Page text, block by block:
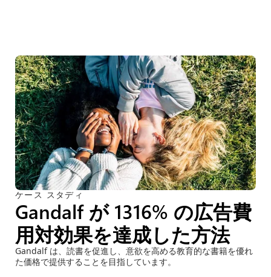
ケース スタディ
Gandalf が 1316% の広告費
用対効果を達成した方法
Gandalf は、読書を促進し、意欲を高める教育的な書籍を優れ
た価格で提供することを目指しています。